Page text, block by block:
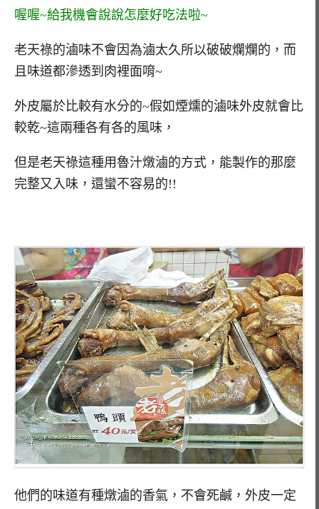
喔喔~給我機會說說怎麼好吃法啦~
老天祿的滷味不會因為滷太久所以破破爛爛的，而
且味道都滲透到肉裡面唷~
外皮屬於比較有水分的~假如煙燻的滷味外皮就會比
較乾~這兩種各有各的風味，
但是老天祿這種用魯汁燉滷的方式，能製作的那麼
完整又入味，還蠻不容易的!!
他們的味道有種燉滷的香氣，不會死鹹，外皮一定